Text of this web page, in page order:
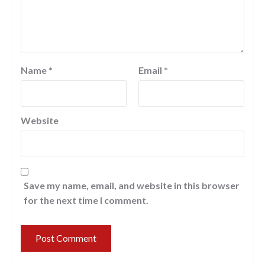
Name * Email *
Website
Save my name, email, and website in this browser
for the next time I comment.